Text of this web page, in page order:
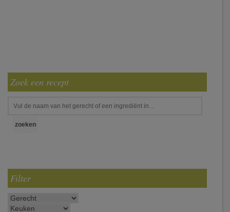
Zoek een recept
Filter